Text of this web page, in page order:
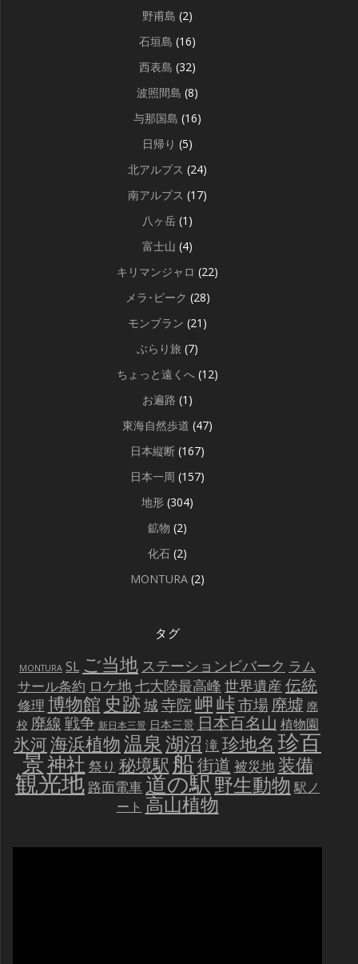
野甫島 (2)
石垣島 (16)
西表島 (32)
波照間島 (8)
与那国島 (16)
日帰り (5)
北アルプス (24)
南アルプス (17)
八ヶ岳 (1)
富士山 (4)
キリマンジャロ (22)
メラ･ピーク (28)
モンブラン (21)
ぶらり旅 (7)
ちょっと遠くへ (12)
お遍路 (1)
東海自然歩道 (47)
日本縦断 (167)
日本一周 (157)
地形 (304)
鉱物 (2)
化石 (2)
MONTURA (2)
タグ
MONTURA SL ご当地 ステーションビバーク ラム
サール条約 ロケ地七大陸最高峰 世界遺産 伝統
修理 博物館 史跡城寺院岬峠市場 廃墟 廃
校 廃線戦争 新日本三景 日本三景 日本百名山 植物園
氷河海浜植物温泉湖沼 滝珍地名 珍百
景神社 祭り 秘境駅船街道 被災地 装備
観光地 路面電車道の駅野生動物 駅ノ
ート 高山植物